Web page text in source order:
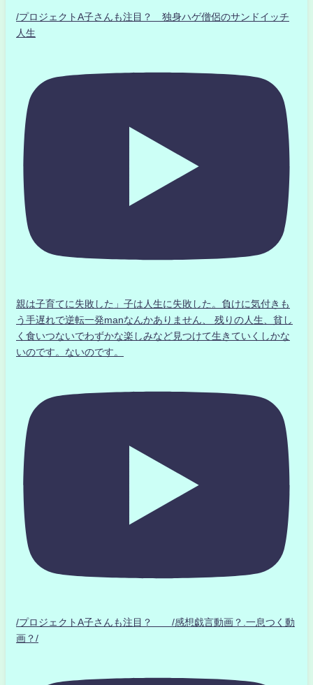
/プロジェクトA子さんも注目？ 独身ハゲ僧侶のサンドイッチ
人生
親は子育てに失敗した」子は人生に失敗した。負けに気付きも
う手遅れで逆転一発manなんかありません、 残りの人生、貧し
く食いつないでわずかな楽しみなど見つけて生きていくしかな
いのです。ないのです。
/プロジェクトA子さんも注目？ /感想戯言動画？.一息つく動
画？/